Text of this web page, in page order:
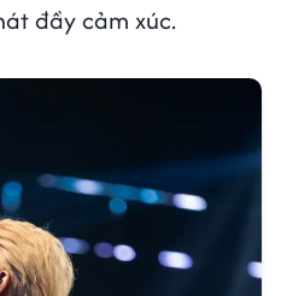
đầy cảm xúc.